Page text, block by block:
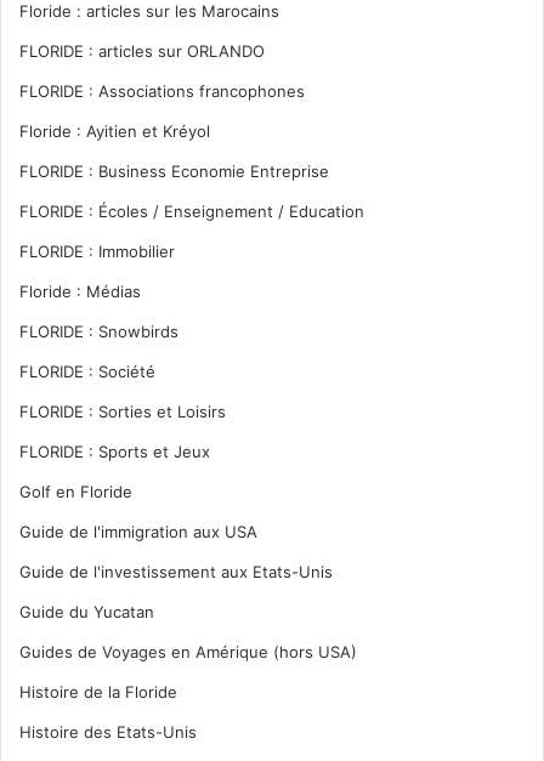
Floride : articles sur les Marocains
FLORIDE : articles sur ORLANDO
FLORIDE : Associations francophones
Floride : Ayitien et Kréyol
FLORIDE : Business Economie Entreprise
FLORIDE : Écoles / Enseignement / Education
FLORIDE : Immobilier
Floride : Médias
FLORIDE : Snowbirds
FLORIDE : Société
FLORIDE : Sorties et Loisirs
FLORIDE : Sports et Jeux
Golf en Floride
Guide de l'immigration aux USA
Guide de l'investissement aux Etats-Unis
Guide du Yucatan
Guides de Voyages en Amérique (hors USA)
Histoire de la Floride
Histoire des Etats-Unis